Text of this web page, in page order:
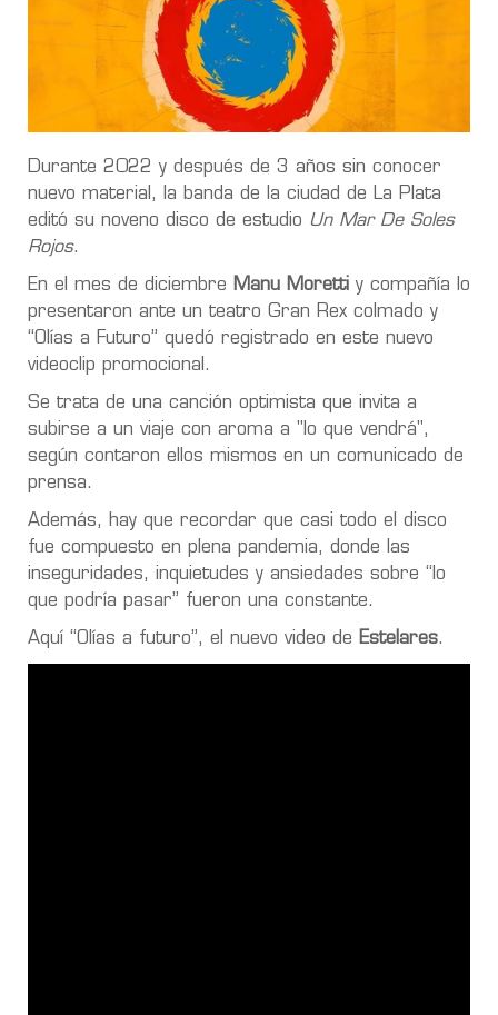
Durante 2022 y después de 3 años sin conocer
nuevo material, la banda de la ciudad de La Plata
editó su noveno disco de estudio Un Mar De Soles
Rojos.
En el mes de diciembre Manu Moretti y compañía lo
presentaron ante un teatro Gran Rex colmado y
“Olías a Futuro” quedó registrado en este nuevo
videoclip promocional.
Se trata de una canción optimista que invita a
subirse a un viaje con aroma a "lo que vendrá",
según contaron ellos mismos en un comunicado de
prensa.
Además, hay que recordar que casi todo el disco
fue compuesto en plena pandemia, donde las
inseguridades, inquietudes y ansiedades sobre “lo
que podría pasar” fueron una constante.
Aquí “Olías a futuro”, el nuevo video de Estelares.